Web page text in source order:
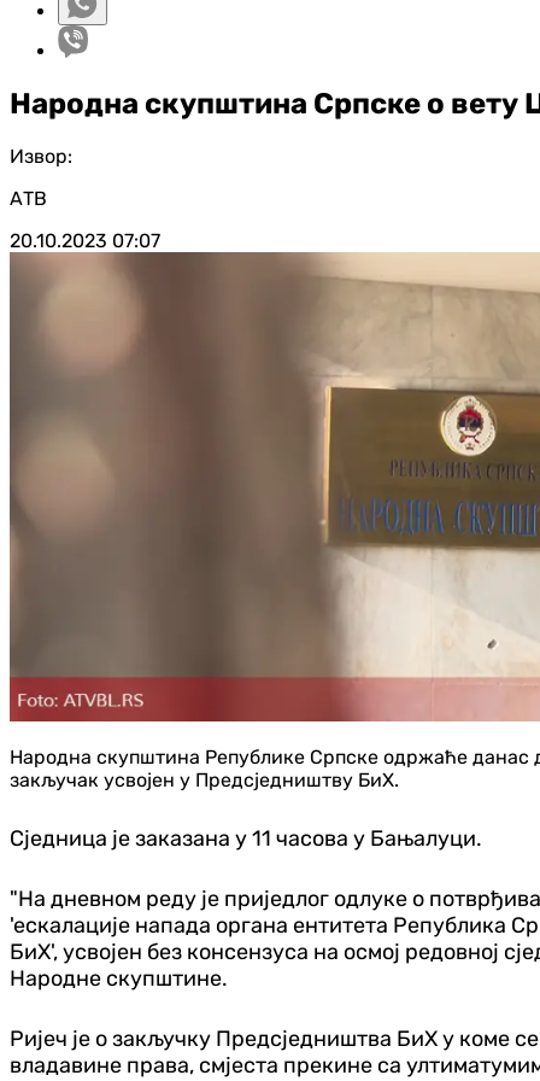
Народна скупштина Српске о вету
Извор:
АТВ
20.10.2023 07:07
Народна скупштина Републике Српске одржаће данас
закључак усвојен у Предсједништву БиХ.
Сједница је заказана у 11 часова у Бањалуци.
"На дневном реду је приједлог одлуке о
'ескалације напада органа ентитета Република
БиХ', усвојен без консензуса на осмој редовној
Народне скупштине.
Ријеч је о закључку Предсједништва БиХ у коме
владавине права, смјеста прекине са